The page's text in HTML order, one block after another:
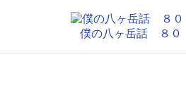
僕の八ヶ岳話 ８０